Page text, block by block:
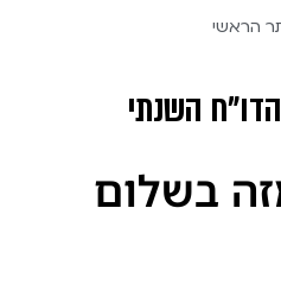
הראשי
השנתי
בשלום